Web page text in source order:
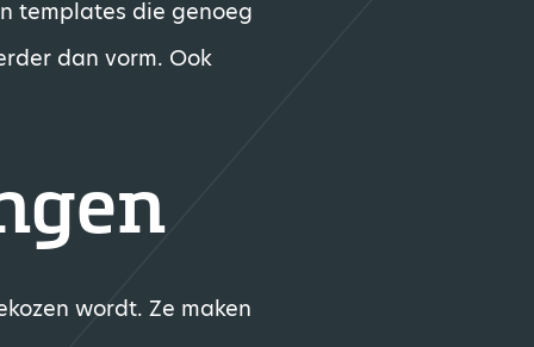
templates die genoeg
dan vorm. Ook
wordt. Ze maken